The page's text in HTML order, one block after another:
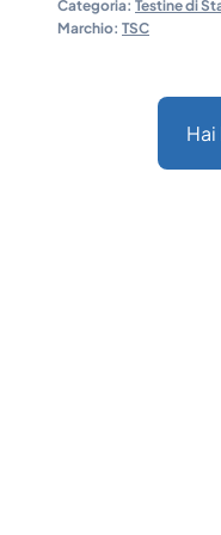
Categoria: Testine di
Marchio: TSC